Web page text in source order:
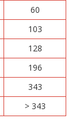
60
103
128
196
343
> 343